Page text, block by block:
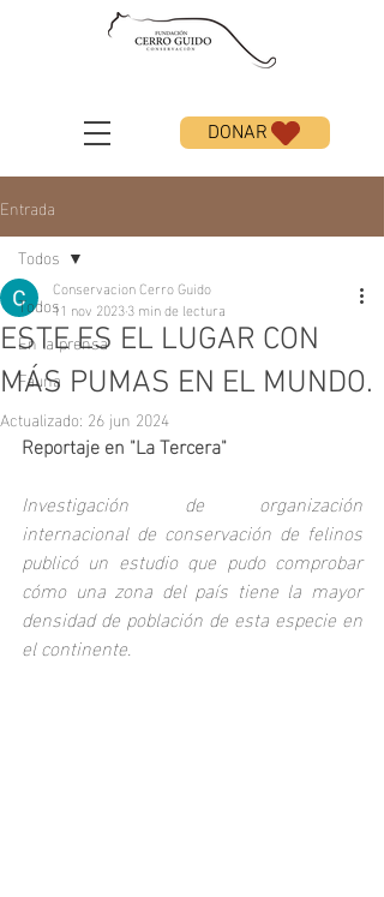
DONAR
Entrada
Todos
En la prensa
Fauna
Todos
ESTE ES EL LUGAR CON
MÁS PUMAS EN EL MUNDO.
Conservacion Cerro Guido
11 nov 20233 min de lectura
Actualizado: 26 jun 2024
Reportaje en "La Tercera"
Investigación de organización
internacional de conservación de felinos
publicó un estudio que pudo comprobar
cómo una zona del país tiene la mayor
densidad de población de esta especie en
el continente.